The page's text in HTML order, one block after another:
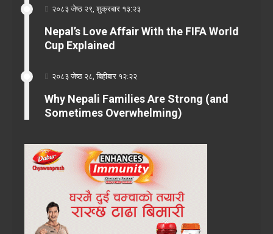
२०८३ जेष्ठ २९, शुक्रबार १३:२३
Nepal’s Love Affair With the FIFA World
Cup Explained
२०८३ जेष्ठ २८, बिहीबार १२:२२
Why Nepali Families Are Strong (and
Sometimes Overwhelming)